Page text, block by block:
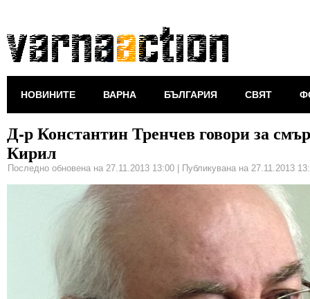
НОВИНИТЕ ВАРНА БЪЛГАРИЯ СВЯТ
Д-р Константин Тренчев говори за
Кирил
Последно обновена на 27.11.2013 13:00 Публикувана на 27.11.2013